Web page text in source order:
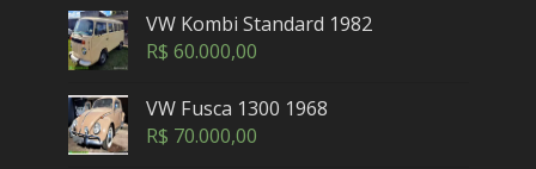
VW Kombi Standard 1982
R$ 60.000,00
VW Fusca 1300 1968
R$ 70.000,00